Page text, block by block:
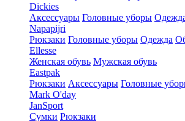
Dickies
Аксессуары Головные уборы
Napapijri
Рюкзаки Головные уборы Одежда
Ellesse
Женская обувь Мужская обувь
Eastpak
Рюкзаки Аксессуары Головные
Mark O'day
JanSport
Сумки Рюкзаки